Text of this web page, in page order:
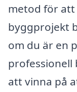
metod för
byggprojekt
om du är en
professionell
att vinna på